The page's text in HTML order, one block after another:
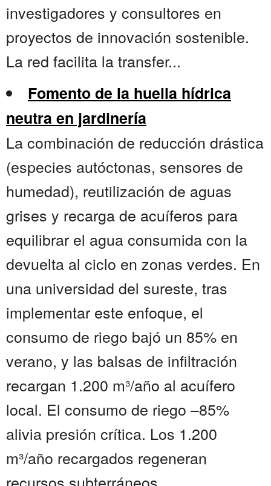
investigadores y consultores en
proyectos de innovación sostenible.
La red facilita la transfer...
Fomento de la huella hídrica
neutra en jardinería
La combinación de reducción drástica
(especies autóctonas, sensores de
humedad), reutilización de aguas
grises y recarga de acuíferos para
equilibrar el agua consumida con la
devuelta al ciclo en zonas verdes. En
una universidad del sureste, tras
implementar este enfoque, el
consumo de riego bajó un 85% en
verano, y las balsas de infiltración
recargan 1.200 m³/año al acuífero
local. El consumo de riego –85%
alivia presión crítica. Los 1.200
m³/año recargados regeneran